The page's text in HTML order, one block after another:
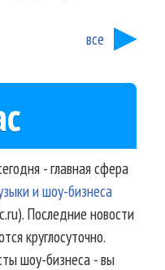
все
- главная сфера
и шоу-бизнеса
Последние новости
круглосуточно.
шоу-бизнеса - вы